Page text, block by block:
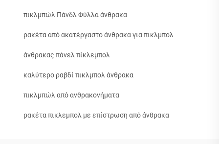
πικλμπώλ Πάνδλ Φύλλα άνθρακα
ρακέτα από ακατέργαστο άνθρακα για πικλμπολ
άνθρακας πάνελ πίκλεμπολ
καλύτερο ραβδί πικλμπολ άνθρακα
πικλμπώλ από ανθρακονήματα
ρακέτα πικλεμπολ με επίστρωση από άνθρακα